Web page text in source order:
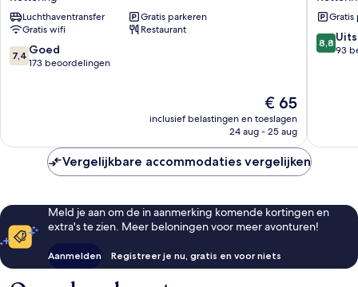
Hotel
.
Kettering
Luchthaventransfer
Gratis parkeren
Gratis wifi
Restaurant
7.4
van
7,4 Goed
173 beoordelingen
De
prijs
is
€ 65
inclusief belastingen en toeslagen
24 aug - 25 aug
The
RitzGratis
8.8
van
8,8
93
Vergelijkbare accommodaties vergelijken
Meld je aan om de in aanmerking komende kortingen en
extra's te zien. Meer beloningen voor meer avonturen!
Aanmelden Registreer je nu, gratis en voor niets